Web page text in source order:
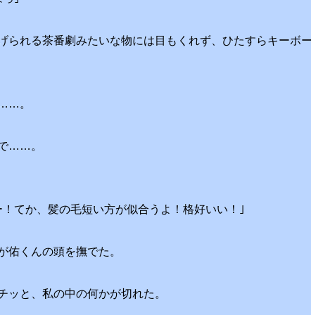
られる茶番劇みたいな物には目もくれず、ひたすらキーボー
。
……。
！てか、髪の毛短い方が似合うよ！格好いい！｣
佑くんの頭を撫でた。
ッと、私の中の何かが切れた。